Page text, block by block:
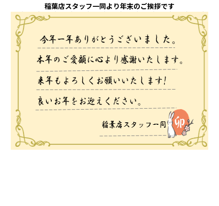
稲葉店スタッフ一同より年末のご挨拶です